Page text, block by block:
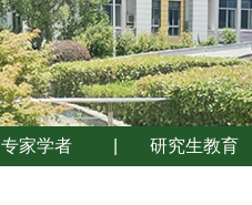
专家学者 研究生教育